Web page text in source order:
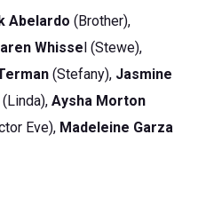
Abelardo (Brother),
Whisse l (Stewe),
(Stefany), Jasmine
(Linda), Aysha Morton
Eve), Madeleine Garza